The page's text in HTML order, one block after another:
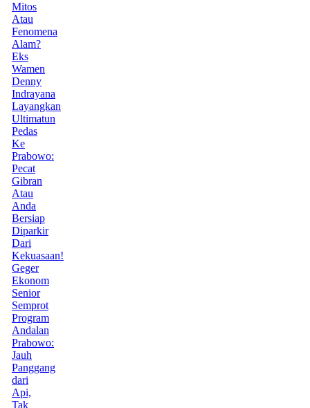
Mitos
Atau
Fenomena
Alam?
Eks
Wamen
Denny
Indrayana
Layangkan
Ultimatun
Pedas
Ke
Prabowo:
Pecat
Gibran
Atau
Anda
Bersiap
Diparkir
Dari
Kekuasaan!
Geger
Ekonom
Senior
Semprot
Program
Andalan
Prabowo:
Jauh
Panggang
dari
Api,
Tak